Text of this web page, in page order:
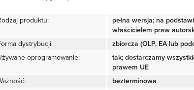
produktu:
pełna wersja; na
właścicielem praw
dystrybucji:
zbiorcza (OLP, EA lub
oprogramowanie:
tak; dostarczamy
prawem UE
bezterminowa